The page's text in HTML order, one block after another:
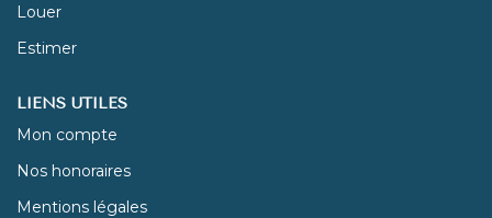
Louer
Estimer
LIENS UTILES
Mon compte
Nos honoraires
Mentions légales